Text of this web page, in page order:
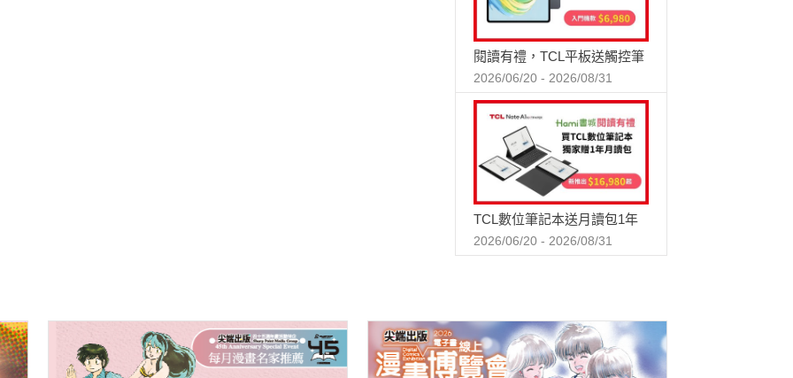
閱讀有禮，TCL平板送觸控筆
2026/06/20 - 2026/08/31
TCL數位筆記本送月讀包1年
2026/06/20 - 2026/08/31